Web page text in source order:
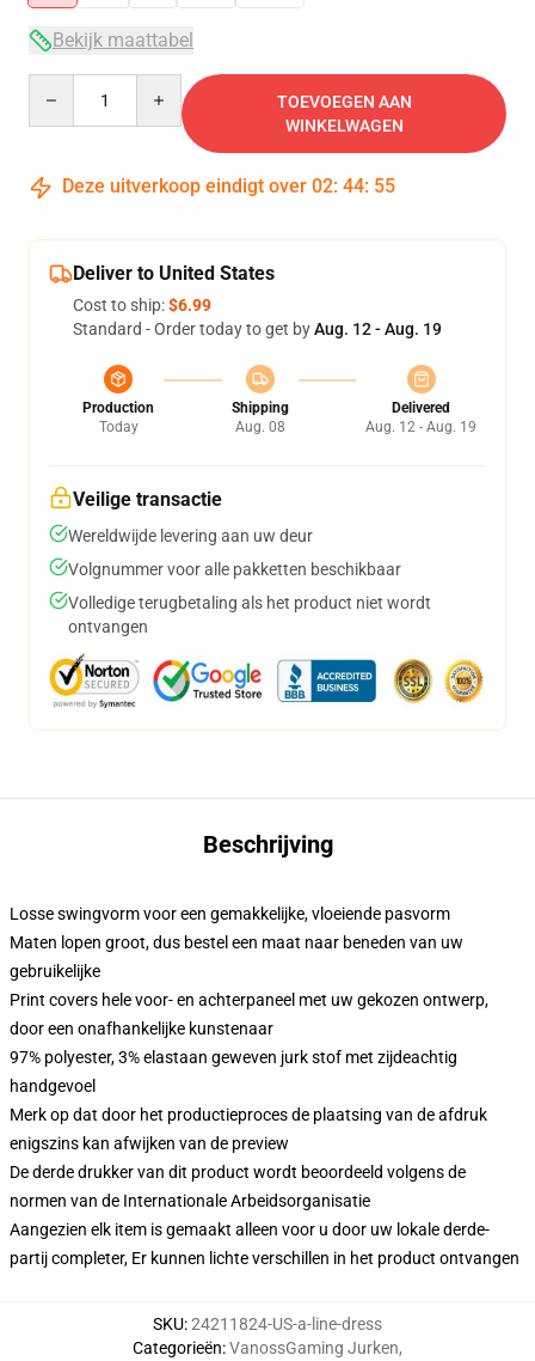
Bekijk maattabel
TOEVOEGEN AAN
WINKELWAGEN
Deze uitverkoop eindigt over 02: 44: 54
Deliver to United States
Cost to ship:$6.99
Standard - Order today to get byAug. 12 - Aug. 19
Production
Today
Shipping
Aug. 08
Delivered
Aug. 12 - Aug. 19
Veilige transactie
Wereldwijde levering aan uw deur
Volgnummer voor alle pakketten beschikbaar
Volledige terugbetaling als het product niet wordt
ontvangen
Beschrijving
Losse swingvorm voor een gemakkelijke, vloeiende pasvorm
Maten lopen groot, dus bestel een maat naar beneden van uw
gebruikelijke
Print covers hele voor- en achterpaneel met uw gekozen ontwerp,
door een onafhankelijke kunstenaar
97% polyester, 3% elastaan geweven jurk stof met zijdeachtig
handgevoel
Merk op dat door het productieproces de plaatsing van de afdruk
enigszins kan afwijken van de preview
De derde drukker van dit product wordt beoordeeld volgens de
normen van de Internationale Arbeidsorganisatie
Aangezien elk item is gemaakt alleen voor u door uw lokale derde-
partij completer, Er kunnen lichte verschillen in het product ontvangen
SKU:24211824-US-a-line-dress
Categorieën:VanossGaming Jurken,